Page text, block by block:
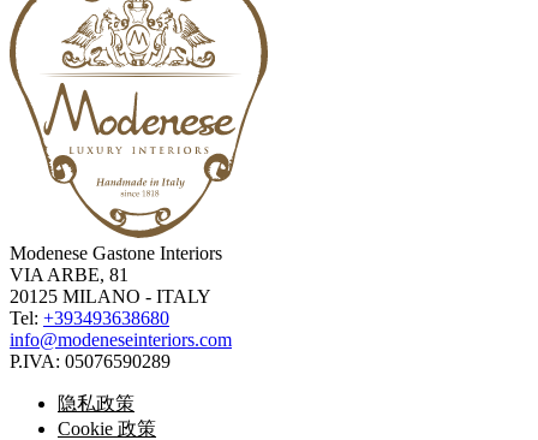
Modenese Gastone Interiors
VIA ARBE, 81
20125 MILANO - ITALY
Tel: +393493638680
info@modeneseinteriors.com
P.IVA: 05076590289
隐私政策
Cookie 政策